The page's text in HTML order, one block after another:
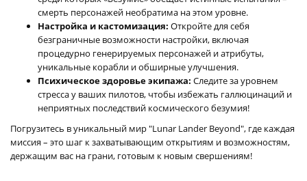
смерть персонажей необратима на этом уровне.
Настройка и кастомизация: Откройте для себя
безграничные возможности настройки, включая
процедурно генерируемых персонажей и атрибуты,
уникальные корабли и обширные улучшения.
Психическое здоровье экипажа: Следите за уровнем
стресса у ваших пилотов, чтобы избежать галлюцинаций и
неприятных последствий космического безумия!
Погрузитесь в уникальный мир "Lunar Lander Beyond", где каждая
миссия – это шаг к захватывающим открытиям и возможностям,
держащим вас на грани, готовым к новым свершениям!